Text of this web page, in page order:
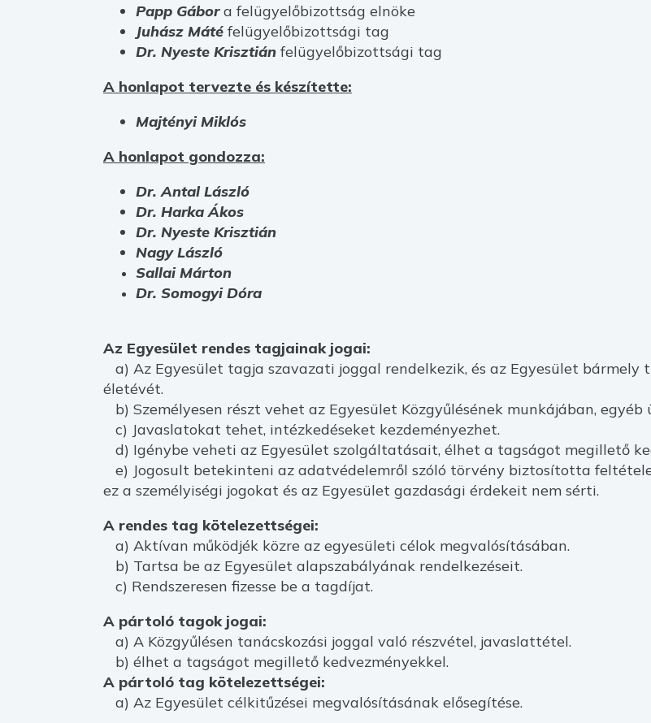
Papp Gábora felügyelőbizottság elnöke
Juhász Máté felügyelőbizottsági tag
Dr. Nyeste Krisztián felügyelőbizottsági tag
A honlapot tervezte és készítette:
Majtényi Miklós
A honlapot gondozza:
Dr. Antal László
Dr. Harka Ákos
Dr. Nyeste Krisztián
Nagy László
Sallai Márton
Dr. Somogyi Dóra
Az Egyesület rendes tagjainak jogai:
a) Az Egyesület tagja szavazati joggal rendelkezik, és az Egyesület
életévét.
b) Személyesen részt vehet az Egyesület Közgyűlésének munkájában, egyéb
c) Javaslatokat tehet, intézkedéseket kezdeményezhet.
d) Igénybe veheti az Egyesület szolgáltatásait, élhet a tagságot megillető
e) Jogosult betekinteni az adatvédelemről szóló törvény biztosította
ez a személyiségi jogokat és az Egyesület gazdasági érdekeit nem sérti.
A rendes tag kötelezettségei:
a) Aktívan működjék közre az egyesületi célok megvalósításában.
b) Tartsa be az Egyesület alapszabályának rendelkezéseit.
c) Rendszeresen fizesse be a tagdíjat.
A pártoló tagok jogai:
a) A Közgyűlésen tanácskozási joggal való részvétel, javaslattétel.
b) élhet a tagságot megillető kedvezményekkel.
A pártoló tag kötelezettségei:
a) Az Egyesület célkitűzései megvalósításának elősegítése.